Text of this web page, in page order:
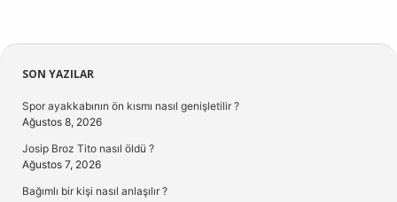
Sidebar
SON YAZILAR
Spor ayakkabının ön kısmı nasıl genişletilir ?
Ağustos 8, 2026
Josip Broz Tito nasıl öldü ?
Ağustos 7, 2026
Bağımlı bir kişi nasıl anlaşılır ?